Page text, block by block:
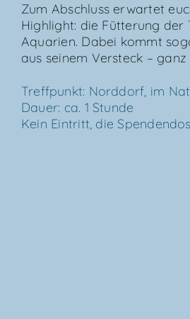
Zum Abschluss erwar­tet
High­light: die Füt­te­rung der
Aqua­ri­en. Dabei kommt
aus sei­nem Ver­steck –
Treff­punkt: Nord­dorf, im
Dau­er: ca. 1 Stun­de
Kein Ein­tritt, die